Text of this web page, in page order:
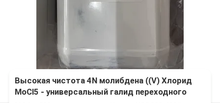
Высокая чистота 4N молибдена ((V) Хлорид
MoCl5 - универсальный галид переходного